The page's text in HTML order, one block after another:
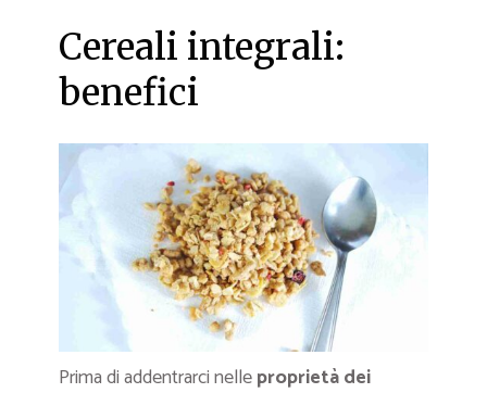
Cereali integrali:
benefici
Prima di addentrarci nelleproprietà dei